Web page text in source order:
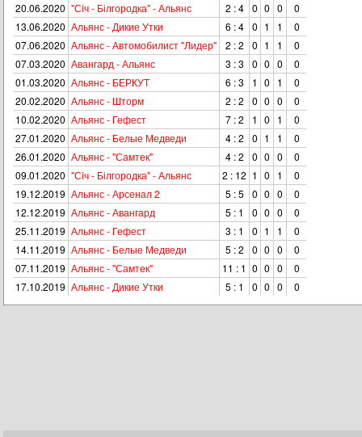
20.06.2020 "Сiч - Білгородка" - Альянс 2 : 4 0 0 0
0
13.06.2020 Альянс - Дикие Утки 6 : 4 0 1 1
0
07.06.2020 Альянс - Автомобилист "Лидер" 2 : 2 0 1 1
0
07.03.2020 Авангард - Альянс 3 : 3 0 0 0
0
01.03.2020 Альянс - БЕРКУТ 6 : 3 1 0 1
0
20.02.2020 Альянс - Шторм 2 : 2 0 0 0
0
10.02.2020 Альянс - Гефест 7 : 2 1 0 1
0
27.01.2020 Альянс - Белые Медведи 4 : 2 0 1 1
0
26.01.2020 Альянс - "Самтек" 4 : 2 0 0 0
0
09.01.2020 "Сiч - Білгородка" - Альянс 2 : 12 1 0 1
0
19.12.2019 Альянс - Арсенал 2 5 : 5 0 0 0
0
12.12.2019 Альянс - Авангард 5 : 1 0 0 0
0
25.11.2019 Альянс - Гефест 3 : 1 0 1 1
0
14.11.2019 Альянс - Белые Медведи 5 : 2 0 0 0
0
07.11.2019 Альянс - "Самтек" 11 : 1 0 0 0
0
17.10.2019 Альянс - Дикие Утки 5 : 1 0 0 0 0